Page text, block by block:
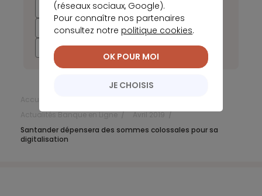
2026 2025 2024
2022
2021 2020
2019
2018
2017
Actualités Banque en Ligne
Avril 2019
Santander dépensera des sommes colossales pour sa
digitalisation
(réseaux sociaux, Google).
Pour connaître nos partenaires
consultez notre politique cookies.
JE CHOISIS
OK POUR MOI